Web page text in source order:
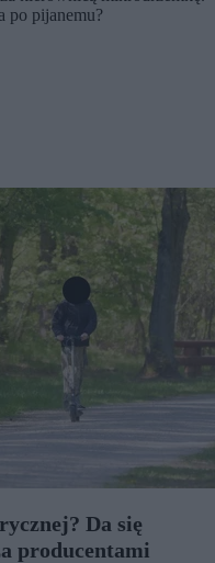
po pijanemu?
Da się
producentami